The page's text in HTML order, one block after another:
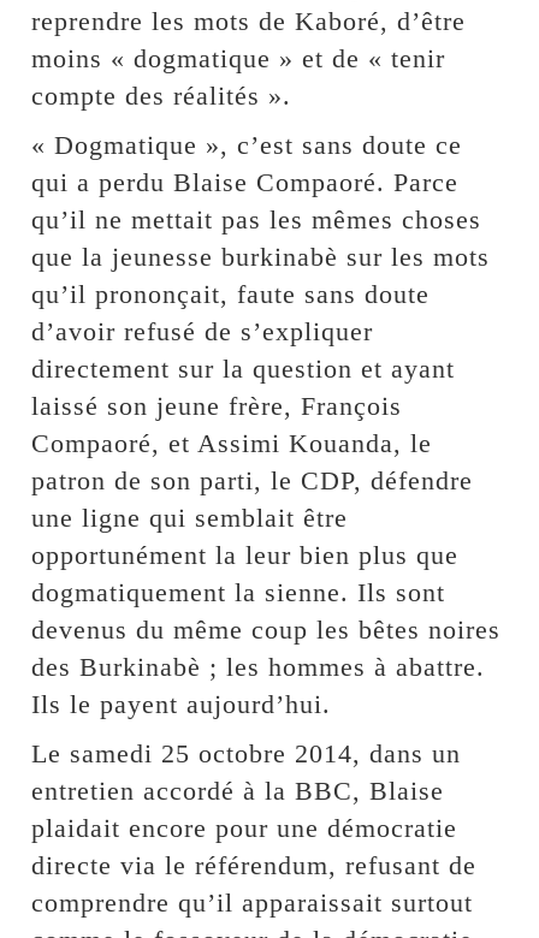
reprendre les mots de Kaboré, d’être
moins « dogmatique » et de « tenir
compte des réalités ».
« Dogmatique », c’est sans doute ce
qui a perdu Blaise Compaoré. Parce
qu’il ne mettait pas les mêmes choses
que la jeunesse burkinabè sur les mots
qu’il prononçait, faute sans doute
d’avoir refusé de s’expliquer
directement sur la question et ayant
laissé son jeune frère, François
Compaoré, et Assimi Kouanda, le
patron de son parti, le CDP, défendre
une ligne qui semblait être
opportunément la leur bien plus que
dogmatiquement la sienne. Ils sont
devenus du même coup les bêtes noires
des Burkinabè ; les hommes à abattre.
Ils le payent aujourd’hui.
Le samedi 25 octobre 2014, dans un
entretien accordé à la BBC, Blaise
plaidait encore pour une démocratie
directe via le référendum, refusant de
comprendre qu’il apparaissait surtout